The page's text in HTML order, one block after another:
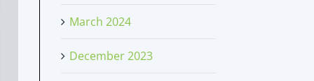
March 2024
December 2023